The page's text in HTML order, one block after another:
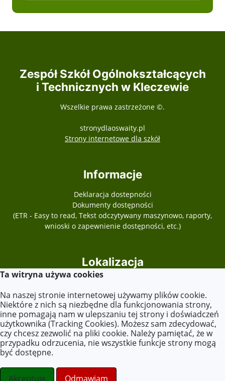
Zespół Szkół Ogólnokształcących
i Technicznych w Kleczewie
Wszelkie prawa zastrzeżone ©.
stronydlaoswaity.pl
Strony internetowe dla szkółotwiera się w
Informacje
Deklaracja dostepności
Dokumenty dostępności
(ETR - Easy to read, Tekst odczytywany maszynowo, raporty,
wnioski o zapewnienie dostępności, etc.)
Lokalizacja
62-540 Kleczew
Kontakt
Tel. +48 63 270 10 24
sekretariat@zsoit.pl
Ta witryna używa cookies
Na naszej stronie internetowej używamy plików cookie.
Niektóre z nich są niezbędne dla funkcjonowania strony,
inne pomagają nam w ulepszaniu tej strony i doświadczeń
użytkownika (Tracking Cookies). Możesz sam zdecydować,
czy chcesz zezwolić na pliki cookie. Należy pamiętać, że w
przypadku odrzucenia, nie wszystkie funkcje strony mogą
być dostępne.
Akceptuje Odmawiam